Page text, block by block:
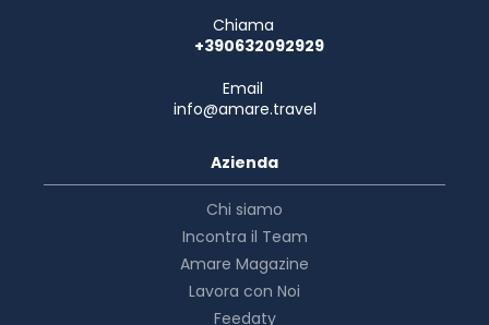
Chiama
+390632092929
Email
info@amare.travel
Azienda
Chi siamo
Incontra il Team
Amare Magazine
Lavora con Noi
Feedaty